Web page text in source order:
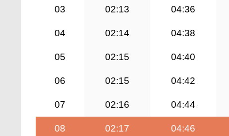
03 02:13 04:36
04 02:14 04:38
05 02:15 04:40
06 02:15 04:42
07 02:16 04:44
08 02:17 04:46